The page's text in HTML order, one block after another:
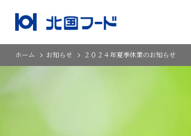
ホーム お知らせ ２０２４年夏季休業のお知らせ